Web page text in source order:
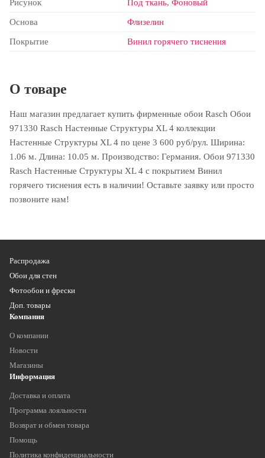
Рисунок Под ткань, Фоновый
Основа Флизелин
Покрытие Винил горячего тиснения
О товаре
Наш магазин предлагает купить фирменные обои Rasch Обои
971330 Rasch Настенные Структуры XL 4 коллекции
Настенные Структуры XL 4 по цене 3 600 руб/рул. Ширина:
1.06 м. Длина: 10.05 м. Производство: Германия. Обои 971330
Rasch Настенные Структуры XL 4 с покрытием Винил
горячего тиснения есть в наличии! Оставьте заявку или просто
позвоните нам!
Распродажа
Обои для стен
Фотообои и фрески
Доп. товары
Компания
О компании
Новости
Магазины
Информация
Доставка и оплата
Программа лояльности
Возврат и обмен товара
Помощь
Политика конфиденциальности